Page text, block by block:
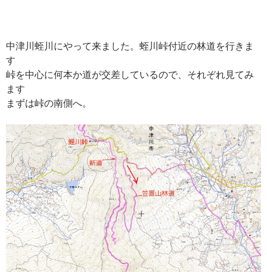
中津川蛭川にやって来ました。蛭川峠付近の林道を行きま
す
峠を中心に何本か道が交差しているので、それぞれ見てみ
ます
まずは峠の南側へ。